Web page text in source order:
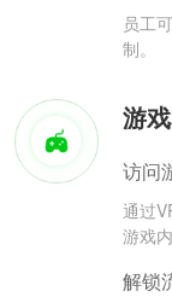
员工
制。
游
访问
通过
游戏
解锁